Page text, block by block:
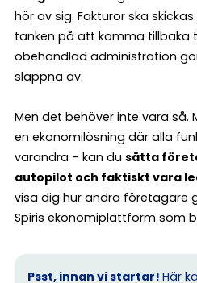
hör av sig. Fakturor ska
tanken på att komma tillbaka
obehandlad administration
slappna av.
Men det behöver inte vara så.
en ekonomilösning där alla
varandra – kan du sätta
autopilot och faktiskt vara
visa dig hur andra företagare
Spiris ekonomiplattform som
Psst, innan vi startar! Här